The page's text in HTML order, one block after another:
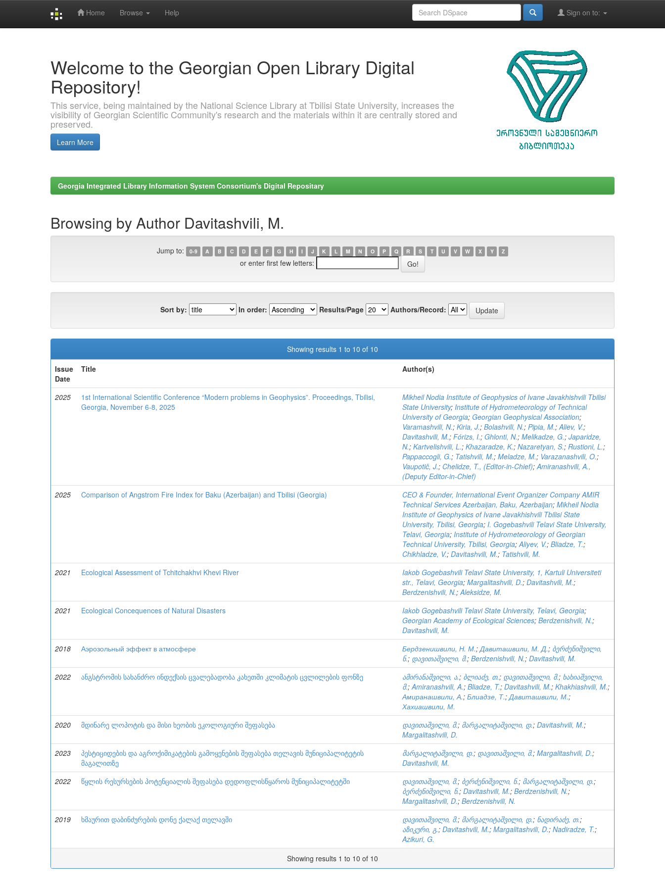
Home Browse Help Sign on to:
Welcome to the Georgian Open Library Digital
Repository!
This service, being maintained by the National Science Library at Tbilisi State University, increases the
visibility of Georgian Scientific Community's research and the materials within it are centrally stored and
preserved.
Learn More
Georgia Integrated Library Information System Consortium's Digital Repositary
Browsing by Author Davitashvili, M.
Jump to: 0-9 A B C D E F G H I J K L M N O P Q R S T U V W X Y Z
or enter first few letters:
Sort by: In order: Results/Page Authors/Record:
Showing results 1 to 10 of 10
Issue
Date
Title Author(s)
2025
1st International Scientific Conference “Modern problems in Geophysics”. Proceedings, Tbilisi,
Georgia, November 6-8, 2025
Mikheil Nodia Institute of Geophysics of Ivane Javakhishvili Tbilisi
State University; Institute of Hydrometeorology of Technical
University of Georgia; Georgian Geophysical Association;
Varamashvili, N.; Kiria, J.; Bolashvili, N.; Pipia, M.;Aliev, V.;
Davitashvili, M.; Fórizs, I.; Ghlonti, N.; Melikadze, G.; Japaridze,
N.; Kartvelishvili, L.; Khazaradze, K.; Nazaretyan, S.; Rustioni, L.;
Pappaccogli, G.; Tatishvili, M.; Meladze, M.; Varazanashvili, O.;
Vaupotič, J.; Chelidze, T., (Editor-in-Chief);Amiranashvili, A.,
(Deputy Editor-in-Chief)
2025
Comparison of Angstrom Fire Index for Baku (Azerbaijan) and Tbilisi (Georgia)
CEO & Founder, International Event Organizer Company AMIR
Technical Services Azerbaijan, Baku, Azerbaijan; Mikheil Nodia
Institute of Geophysics of Ivane Javakhishvili Tbilisi State
University, Tbilisi, Georgia; I. Gogebashvili Telavi State University,
Telavi, Georgia; Institute of Hydrometeorology of Georgian
Technical University, Tbilisi, Georgia;Aliyev, V.; Bliadze, T.;
Chikhladze, V.; Davitashvili, M.; Tatishvili, M.
2021
Ecological Assessment of Tchitchakhvi Khevi River
Iakob Gogebashvili Telavi State University, 1, Kartuli Universiteti
str., Telavi, Georgia; Margalitashvili, D.; Davitashvili, M.;
Berdzenishvili, N.;Aleksidze, M.
2021
Ecological Concequences of Natural Disasters Iakob Gogebashvili Telavi State University, Telavi, Georgia;
Georgian Academy of Ecological Sciences; Berdzenishvili, N.;
Davitashvili, M.
2018
Аэрозольный эффект в атмосфере Бердзенишвили, Н. М.;Давиташвили, М. Д.; ბერძენიშვილი,
ნ.; დავითაშვილი, მ.; Berdzenishvili, N.; Davitashvili, M.
2022
ანგსტრომის სახანძრო ინდექსის ცვალებადობა კახეთში კლიმატის ცვლილების ფონზე ამირანაშვილი, ა.; ბლიაძე, თ.; დავითაშვილი, მ.; ხახიაშვილი,
მ.;Amiranashvili, A.; Bliadze, T.; Davitashvili, M.; Khakhiashvili, M.;
Амиранашвили, А.; Блиадзе, Т.;Давиташвили, М.;
Хахиашвили, М.
2020
მდინარე ლოპოტის და მისი ხეობის ეკოლოგიური შეფასება დავითაშვილი, მ.; მარგალიტაშვილი, დ.; Davitashvili, M.;
Margalitashvili, D.
2023
პესტიციდების და აგროქიმიკატების გამოყენების შეფასება თელავის მუნიციპალიტეტის
მაგალითზე
მარგალიტაშვილი, დ.; დავითაშვილი, მ.; Margalitashvili, D.;
Davitashvili, M.
2022
წყლის რესურსების პოტენციალის შეფასება დედოფლისწყაროს მუნიციპალიტეტში დავითაშვილი, მ.; ბერძენიშვილი, ნ.; მარგალიტაშვილი, დ.;
ბერძენიშვილი, ნ.; Davitashvili, M.; Berdzenishvili, N.;
Margalitashvili, D.; Berdzenishvili, N.
2019
ხმაურით დაბინძურების დონე ქალაქ თელავში დავითაშვილი, მ.; მარგალიტაშვილი, დ.; ნადირაძე, თ.;
აზიკური, გ.; Davitashvili, M.; Margalitashvili, D.; Nadiradze, T.;
Azikuri, G.
Showing results 1 to 10 of 10